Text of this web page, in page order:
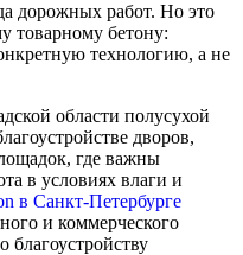
дорожных работ. Но это
товарному бетону:
технологию, а не
области полусухой
дворов,
где важны
в условиях влаги и
в Санкт-Петербурге
и коммерческого
благоустройству